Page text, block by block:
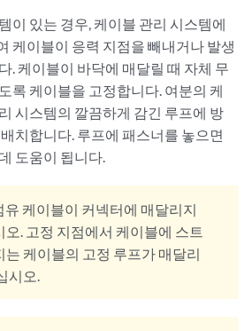
이 있는 경우, 케이블 관리 시스템에
케이블이 응력 지점을 빼내거나 발생
. 케이블이 바닥에 매달릴 때 자체 무
록 케이블을 고정합니다. 여분의 케
시스템의 깔끔하게 감긴 루프에 방
치합니다. 루프에 패스너를 놓으면
도움이 됩니다.
유 케이블이 커넥터에 매달리지
오. 고정 지점에서 케이블에 스트
는 케이블의 고정 루프가 매달리
시오.